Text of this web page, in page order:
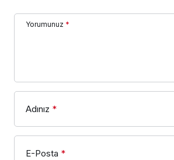
Yorumunuz *
Adınız *
E-Posta *